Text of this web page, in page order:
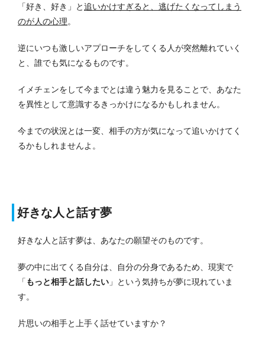
「好き、好き」と追いかけすぎると、逃げたくなってしまう
のが人の心理。
逆にいつも激しいアプローチをしてくる人が突然離れていく
と、誰でも気になるものです。
イメチェンをして今までとは違う魅力を見ることで、あなた
を異性として意識するきっかけになるかもしれません。
今までの状況とは一変、相手の方が気になって追いかけてく
るかもしれませんよ。
好きな人と話す夢
好きな人と話す夢は、あなたの願望そのものです。
夢の中に出てくる自分は、自分の分身であるため、現実で
「 もっと相手と話したい 」という気持ちが夢に現れていま
す。
片思いの相手と上手く話せていますか？